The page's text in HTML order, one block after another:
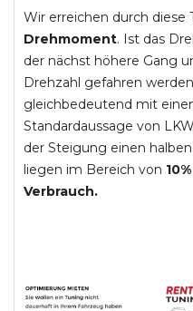
Wir erreichen durch diese
Drehmoment. Ist das
der nächst höhere Gang
Drehzahl gefahren
gleichbedeutend mit
Standardaussage von
der Steigung einen
liegen im Bereich von
Verbrauch.